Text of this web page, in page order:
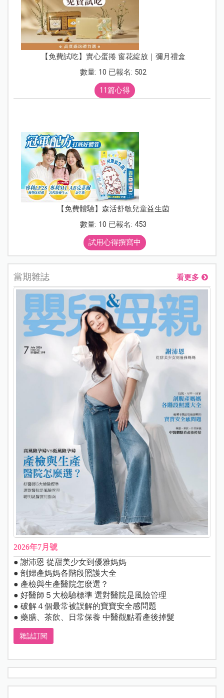
【免費試吃】實心蛋捲 窗花綻放｜彌月禮盒
數量: 10 已報名: 502
11篇心得
【免費體驗】森活舒敏兒童益生菌
數量: 10 已報名: 453
試用心得撰寫中
當期雜誌 看更多
2026年7月號
● 謝沛恩 從甜美少女到優雅媽媽
● 剖婦產媽媽各階段照護大全
● 產檢與生產醫院怎麼選？
● 好醫師５大檢驗標準 選對醫院是風險管理
● 破解４個最常被誤解的寶寶安全感問題
● 藥膳、茶飲、日常保養 中醫觀點看產後掉髮
雜誌訂閱